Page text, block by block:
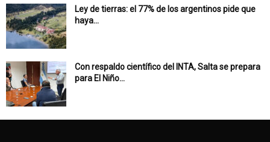
Ley de tierras: el 77% de los argentinos pide que
haya...
Con respaldo científico del INTA, Salta se prepara
para El Niño...